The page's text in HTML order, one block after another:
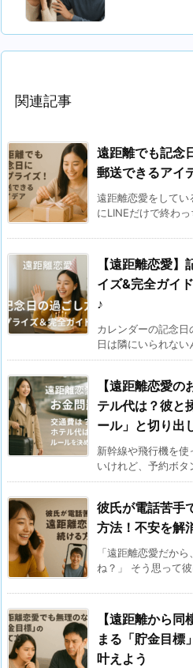
関連記事
遠距離でも記念
郵送できるアイ
遠距離恋愛をして
にLINEだけで終わ
【遠距離恋愛
イズ&完全ガイ
♪
カレンダーの記念
日は隣にいられな
【遠距離恋愛
テル代は？彼と
ール」と切り出
新幹線や飛行機を使
いけれど、予約ボ
彼氏が電話苦手
方法！不安を解
「遠距離恋愛だか
ね？」 そう思って
【遠距離から
まる「貯金目標
叶えよう